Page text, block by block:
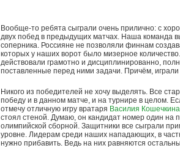
Вообще-то ребята сыграли очень прилично: с
двух побед в предыдущих матчах. Наша команда
соперника. Россияне не позволяли финнам
которых у наших ворот было мизерное
действовали грамотно и дисциплинированно,
поставленные перед ними задачи. Причём,
Никого из победителей не хочу выделять. Все
победу и в данном матче, и на турнире в целом.
отмечу отличную игру вратаря Василия Кошечкина
стоял стеной. Думаю, он кандидат номер один на
олимпийской сборной. Защитники все сыграли
уровне. Лидерам среди наших нападающих, в
нужно прибавить. Ведь на них равняются